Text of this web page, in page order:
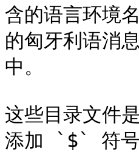
含的语言环境
的匈牙利语
中。
这些目录文件
添加 `$` 符号